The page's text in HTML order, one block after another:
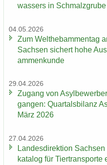
was­sers in Schmalz­gru­be
04.05.2026
Zum Welt­heb­am­men­tag
Sach­sen si­chert hohe
am­men­kun­de
29.04.2026
Zu­gang von
gan­gen: Quar­tals­bi­lanz
März 2026
27.04.2026
Lan­des­di­rek­ti­on
ka­ta­log für